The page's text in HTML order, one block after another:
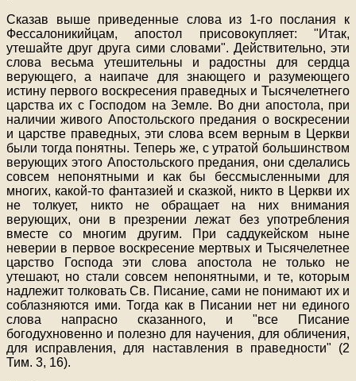
Сказав выше приведенные слова из 1-го послания к
Фессалоникийцам, апостол присовокупляет: "Итак,
утешайте друг друга сими словами". Действительно, эти
слова весьма утешительны и радостны для сердца
верующего, а наипаче для знающего и разумеющего
истину первого воскресения праведных и Тысячелетнего
царства их с Господом на Земле. Во дни апостола, при
наличии живого Апостольского предания о воскресении
и царстве праведных, эти слова всем верным в Церкви
были тогда понятны. Теперь же, с утратой большинством
верующих этого Апостольского предания, они сделались
совсем непонятными и как бы бессмысленными для
многих, какой-то фантазией и сказкой, никто в Церкви их
не толкует, никто не обращает на них внимания
верующих, они в презрении лежат без употребления
вместе со многим другим. При саддукейском ныне
неверии в первое воскресение мертвых и Тысячелетнее
царство Господа эти слова апостола не только не
утешают, но стали совсем непонятными, и те, которым
надлежит толковать Св. Писание, сами не понимают их и
соблазняются ими. Тогда как в Писании нет ни единого
слова напрасно сказанного, и "все Писание
богодухновенно и полезно для научения, для обличения,
для исправления, для наставления в праведности" (2
Тим. 3, 16).